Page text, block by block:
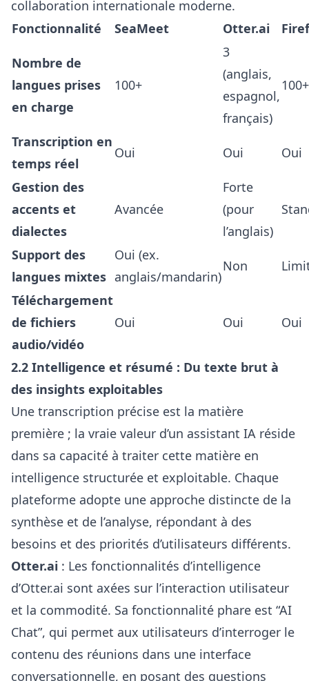
collaboration internationale moderne.
Fonctionnalité
SeaMeet Otter.ai
Nombre de
langues prises
en charge
100+
3
(anglais,
espagnol,
français)
100+
Transcription en
temps réel
Oui Oui Oui
Gestion des
accents et
dialectes
Avancée
Forte
(pour
l’anglais)
Support des
langues mixtes
Oui (ex.
anglais/mandarin)
Non
Téléchargement
de fichiers
audio/vidéo
Oui Oui Oui
2.2 Intelligence et résumé : Du texte brut à
des insights exploitables
Une transcription précise est la matière
première ; la vraie valeur d’un assistant IA réside
dans sa capacité à traiter cette matière en
intelligence structurée et exploitable. Chaque
plateforme adopte une approche distincte de la
synthèse et de l’analyse, répondant à des
besoins et des priorités d’utilisateurs différents.
Otter.ai : Les fonctionnalités d’intelligence
d’Otter.ai sont axées sur l’interaction utilisateur
et la commodité. Sa fonctionnalité phare est “AI
Chat”, qui permet aux utilisateurs d’interroger le
contenu des réunions dans une interface
conversationnelle, en posant des questions